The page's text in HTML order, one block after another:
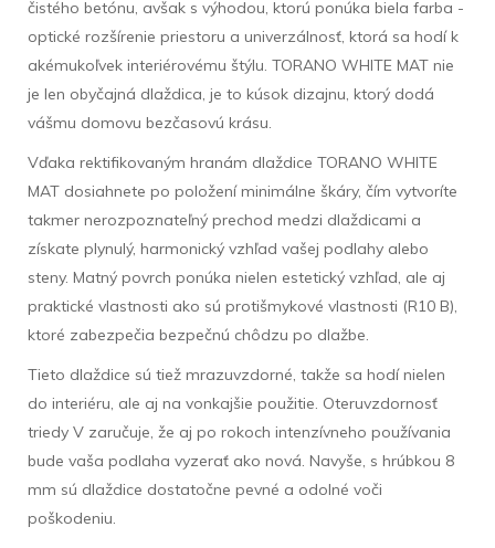
čistého betónu, avšak s výhodou, ktorú ponúka biela farba -
optické rozšírenie priestoru a univerzálnosť, ktorá sa hodí k
akémukoľvek interiérovému štýlu. TORANO WHITE MAT nie
je len obyčajná dlaždica, je to kúsok dizajnu, ktorý dodá
vášmu domovu bezčasovú krásu.
Vďaka rektifikovaným hranám dlaždice TORANO WHITE
MAT dosiahnete po položení minimálne škáry, čím vytvoríte
takmer nerozpoznateľný prechod medzi dlaždicami a
získate plynulý, harmonický vzhľad vašej podlahy alebo
steny. Matný povrch ponúka nielen estetický vzhľad, ale aj
praktické vlastnosti ako sú protišmykové vlastnosti (R10 B),
ktoré zabezpečia bezpečnú chôdzu po dlažbe.
Tieto dlaždice sú tiež mrazuvzdorné, takže sa hodí nielen
do interiéru, ale aj na vonkajšie použitie. Oteruvzdornosť
triedy V zaručuje, že aj po rokoch intenzívneho používania
bude vaša podlaha vyzerať ako nová. Navyše, s hrúbkou 8
mm sú dlaždice dostatočne pevné a odolné voči
poškodeniu.